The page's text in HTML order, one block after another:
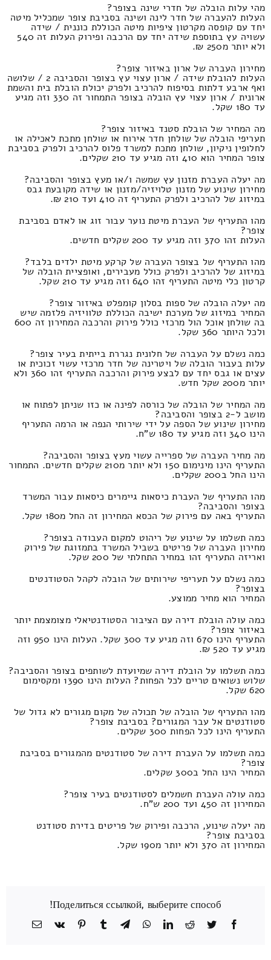
מהי עלות הובלה של חדרי שינה בצופר?
העלות להעברה של חדר לינה ושינה בסביבת צופר שמכליל מיטה
יחד עם קופסה מקרטון ציפיות מיטה הכוללת כוננית / שידה
עשויה עץ בתוספת שידה יחד עם הרכבה ופירוק העלות זה 540
ולא יותר מ250 ₪.
מחירון העברה של ארון באיזור צופר?
העלות להובלת שידה / ארון עצוי עץ בצופר והסביבה 2 / שלושה
ואף ארבע דלתות בסיפוח להרכיב ולפרק יכולת הובלת בית והשמת
ארונית / ארון עצוי עץ הובלה בצופר התמחור זה 330 וזה מגיע
עד 180 שקל.
מה המחיר של הובלת סטנד באיזור צופר?
תעריפי הובלה של שולחן חדר אירוח או שולחן מתכת לאכילה או
לחלופין ניקיון, שולחן מתכת למשרד פלוס להרכיב ולפרק בסביבת
צופר המחיר הוא 410 וזה מגיע עד 210 שקלים.
מה יעלה העברת מזנון עץ שמשה ו/או מעץ בצופר והסביבה?
מחירון שינוע של מזנון טלויזיה/מזנון או שידה מקובעת גבס
במיזוג של להרכיב ולפרק התעריף זה 410 ועד 210 ₪.
מהו התעריף של העברת מיטת נוער עבור זוג או לאדם בסביבת
צופר?
העלות זהו 370 וזה מגיע עד 200 שקלים חדשים.
מהו התעריף של בצופר העברה של קרקע מיטת ילדים בלבד?
במיזוג של להרכיב ולפרק כולל מעבירים, ואופציית הובלה של
קרטון כלי מיטה התעריף זהו 640 וזה מגיע עד 210 שקל.
מה יעלה הובלה של ספות בסלון קומפלט באיזור צופר?
המחיר במיזוג של מערכת ישיבה הכוללת טלוויזיה פלזמה שיש
בה שולחן אוכל הול מרכזי כולל פירוק והרכבה המחירון זה 600
ולכל היותר 360 שקל.
כמה נשלם על העברה של חלונית נגררת בייתית בעיר צופר?
עלות בעבור הובלה של ויטרינה של חדר מרכזי עשוי זכוכית או
עצים או גבס יחד עם לבצע פירוק והרכבה התעריף זהו 360 ולא
יותר מ200 שקל חדש.
מה המחיר של הובלה של כורסה לפינה או כזו שניתן לפתוח או
מושב ל-2 בצופר והסביבה?
מחירון שינוע של הספה על ידי שירותי הנפה או הרמה התעריף
הינו 340 וזה מגיע עד 180 ש"ח.
מה מחיר העברה של ספרייה עשוי מעץ בצופר והסביבה?
התעריף הינו מינימום 150 ולא יותר מ210 שקלים חדשים. התמחור
הינו החל ב200 שקלים.
מהו התעריף של העברת כיסאות גיימרים כיסאות עבור המשרד
בצופר והסביבה?
התעריף באה עם פירוק של הכסא המחירון זה החל מ180 שקל.
כמה תשלמו על שינוע של ריהוט למקום העבודה בצופר?
מחירון העברה של פריטים בשביל המשרד בתמזוגת של פירוק
ואריזה התעריף זהו במחיר התחלתי של 200 שקל.
כמה נשלם על תעריפי שירותים של הובלה לקהל הסטודנטים
בצופר?
המחיר הוא מחיר ממוצע.
כמה עולה הובלת דירה עם הציבור הסטודנטיאלי מצומצמת יותר
באיזור צופר?
התעריף הינו 670 וזה מגיע עד 300 שקל. העלות הינו 950 וזה
מגיע עד 520 ₪.
כמה תשלמו על הובלת דירה שמיועדת לשותפים בצופר והסביבה?
שלוש נשואים טריים לכל הפחות? העלות הינו 1390 ומקסימום
620 שקל.
מהו התעריף של הובלה של תכולה של מקום מגורים לא גדול של
סטודנטים אל עבר המגורים? בסביבת צופר?
התעריף הינו לכל הפחות 300 שקלים.
כמה תשלמו על העברת דירה של סטודנטים מהמגורים בסביבת
צופר?
המחיר הינו החל ב300 שקלים.
כמה עולה העברת חשמלים לסטודנטים בעיר צופר?
המחירון זה 450 ועד 200 ש"ח.
מה יעלה שינוע, הרכבה ופירוק של פריטים בדירת סטודנט
בסביבת צופר?
המחירון זה 370 ולא יותר מ190 שקל.
Поделиться ссылкой, выберите способ!
Facebook
Twitter
Reddit
LinkedIn
WhatsApp
Telegram
Tumblr
Pinterest
Vk
כתובת